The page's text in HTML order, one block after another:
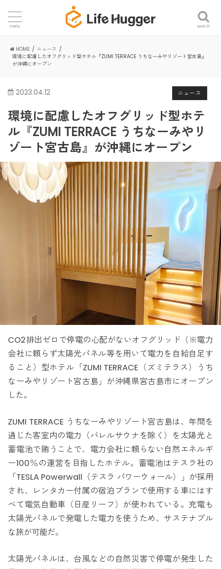
search
menu
HOME
ニュース
環境に配慮したオフグリッド型ホテル『ZUMI TERRACE うちなーみやリゾート宮古島』
が沖縄にオープン
ニュース
2023.04.12
環境に配慮したオフグリッド型ホテ
ル『ZUMI TERRACE うちなーみやリ
ゾート宮古島』が沖縄にオープン
CO2排出ゼロで停電の心配がないオフグリッド（※電力
会社に頼らず太陽光パネル等を用いて電力を自給自足す
ること）型ホテル「ZUMI TERRACE（ズミテラス）うち
なーみやリゾート宮古島」が沖縄県宮古島市にオープン
した。
ZUMI TERRACE うちなーみやリゾート宮古島は、年間を
通じた客室内の電力（バレルサウナを除く）を太陽光と
蓄電池で賄うことで、電力会社に頼らない自然エネルギ
ー100％の運営を目指したホテル。蓄電池はテスラ社の
「TESLA Powerwall（テスラ パワーウォール）」が採用
され、レンタカー付属の宿泊プランで使用する車にはす
べて電気自動車（日産リーフ）が使われている。充電も
太陽光パネルで発電した電力を使うため、サステナブル
な旅が可能だ。
太陽光パネルは、台風などの自然災害で停電が発生した